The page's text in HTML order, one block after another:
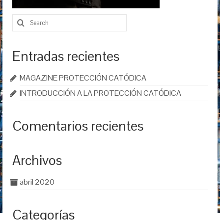
Search
for:
Entradas recientes
MAGAZINE PROTECCIÓN CATÓDICA
INTRODUCCIÓN A LA PROTECCIÓN CATÓDICA
Comentarios recientes
Archivos
abril 2020
Categorías